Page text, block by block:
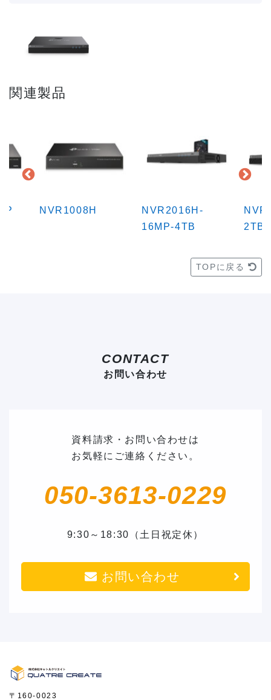
関連製品
NVR1008H
NVR2016H-
16MP-4TB
2TB
TOPに戻る
CONTACT
お問い合わせ
資料請求・お問い合わせは
お気軽にご連絡ください。
050-3613-0229
9:30～18:30（土日祝定休）
お問い合わせ
〒160-0023